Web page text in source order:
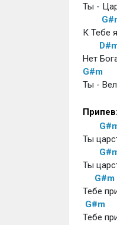
Ты -
К Тебе
Нет
G#m
Ты -
Припев:
Ты
Ты
G#m
Тебе
G#m
Тебе